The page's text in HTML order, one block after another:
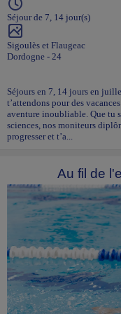
Séjour de 7, 14 jour(s)
Sigoulès et Flaugeac
Dordogne - 24
Séjours en 7, 14 jours en
t’attendons pour des
aventure inoubliable. Que tu
sciences, nos moniteurs
progresser et t’a...
Au fil de